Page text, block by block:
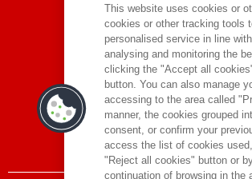
COMITATO SCIENTIFICO
CODICE ETICO
WHISTLEBLOWING
CONTATTI
DISTRIBUZIONE
PRESTITO DIGITALE
This website uses cookies or
cookies or other tracking tools
personalised service in line
analysing and monitoring the
clicking the "Accept all
button. You can also manage
accessing to the area called
manner, the cookies grouped
consent, or confirm your
access the list of cookies
"Reject all cookies" button or
continuation of browsing in the